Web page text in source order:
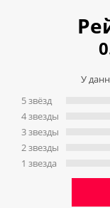
У
5 звёзд
4 звeзды
3 звeзды
2 звeзды
1 звeзда